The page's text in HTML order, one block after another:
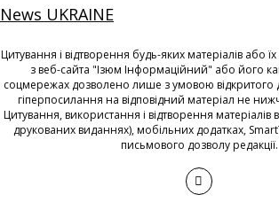
News UKRAINE
Цитування і відтворення будь-яких матеріалів або їх
з веб-сайта "Ізюм Інформаційний" або його
соцмережах дозволено лише з умовою відкритого
гіперпосилання на відповідний матеріал не
Цитування, використання і відтворення матеріалів
друкованих виданнях), мобільних додатках,
письмового дозволу редакції.